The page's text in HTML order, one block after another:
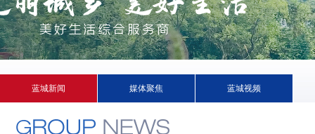
蓝城新闻 媒体聚焦 蓝城视频